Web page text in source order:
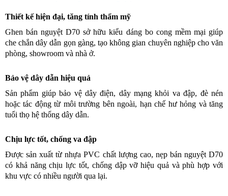
Thiết kế hiện đại, tăng tính thẩm mỹ
Ghen bán nguyệt D70 sở hữu kiểu dáng bo cong mềm mại giúp
che chắn dây dẫn gọn gàng, tạo không gian chuyên nghiệp cho văn
phòng, showroom và nhà ở.
Bảo vệ dây dẫn hiệu quả
Sản phẩm giúp bảo vệ dây điện, dây mạng khỏi va đập, đè nén
hoặc tác động từ môi trường bên ngoài, hạn chế hư hỏng và tăng
tuổi thọ hệ thống dây dẫn.
Chịu lực tốt, chống va đập
Được sản xuất từ nhựa PVC chất lượng cao, nẹp bán nguyệt D70
có khả năng chịu lực tốt, chống dập vỡ hiệu quả và phù hợp với
khu vực có nhiều người qua lại.